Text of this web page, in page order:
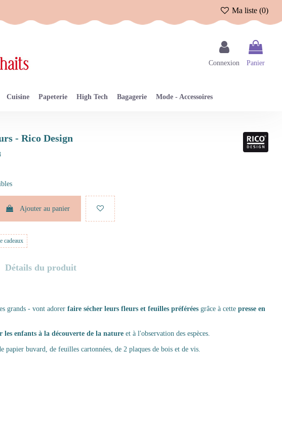
Ma liste (0)
Connexion Panier
Cuisine Papeterie High Tech Bagagerie Mode - Accessoires
- Rico Design
Ajouter au panier
cadeaux
Détails du produit
grands - vont adorer faire sécher leurs fleurs et feuilles préférées grâce à cette presse en
les enfants à la découverte de la nature et à l'observation des espèces.
papier buvard, de feuilles cartonnées, de 2 plaques de bois et de vis.